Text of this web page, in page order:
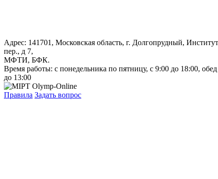
Адрес: 141701, Московская область, г. Долгопрудный,
пер., д 7,
МФТИ, БФК.
Время работы: с понедельника по пятницу, с 9:00 до 18:00,
до 13:00
Правила Задать вопрос